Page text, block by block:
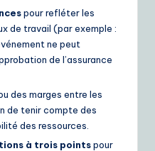
pour refléter les
de travail (par exemple :
ne peut
de l’assurance
des marges entre les
de tenir compte des
des ressources.
à trois pointspour